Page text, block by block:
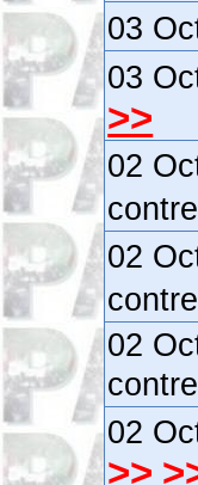
03
03
>>
02
02
02
02
>>